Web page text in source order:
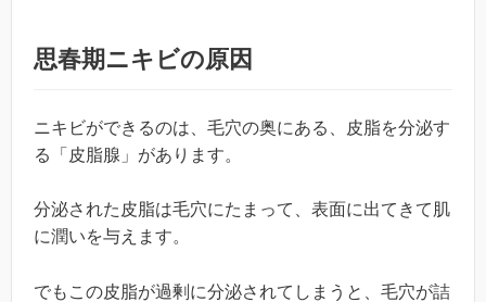
思春期ニキビの原因
ニキビができるのは、毛穴の奥にある、皮脂を分泌す
る「皮脂腺」があります。
分泌された皮脂は毛穴にたまって、表面に出てきて肌
に潤いを与えます。
でもこの皮脂が過剰に分泌されてしまうと、毛穴が詰